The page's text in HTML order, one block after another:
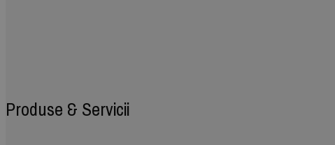
Produse & Servicii